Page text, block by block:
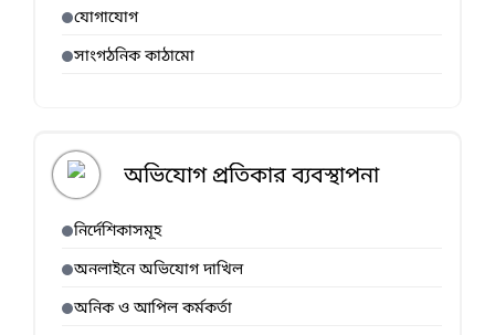
যোগাযোগ
সাংগঠনিক কাঠামো
অভিযোগ প্রতিকার ব্যবস্থাপনা
নির্দেশিকাসমূহ
অনলাইনে অভিযোগ দাখিল
অনিক ও আপিল কর্মকর্তা